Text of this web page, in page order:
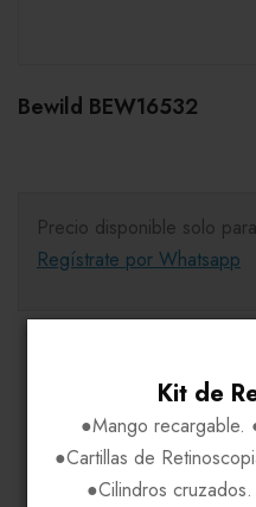
Kit de
●Mango recargable.
●Cartillas de
●Cilindros
Bewild BEW16532
Precio disponible solo
Regístrate por Whatsapp